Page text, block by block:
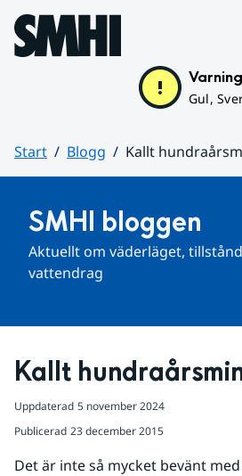
Hoppa till sidans innehåll
Varning
Gul,
Start Blogg
Kallt
SMHI bloggen
Aktuellt om väderläget,
vattendrag
Kallt
Uppdaterad 5 november 2024
Publicerad 23 december 2015
Det är inte så mycket bevänt